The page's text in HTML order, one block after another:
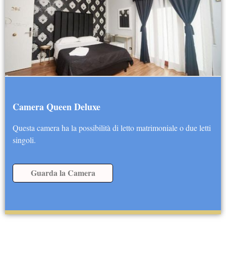
Camera Queen Deluxe
Questa camera ha la possibilità di letto matrimoniale o due letti
singoli.
Guarda la Camera